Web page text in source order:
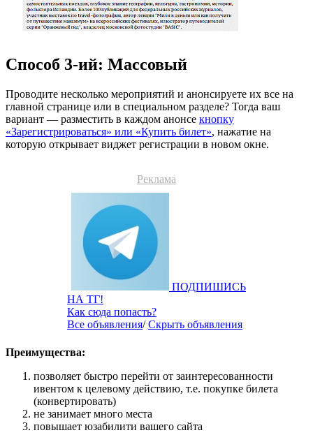
Способ 3-ий: Массовый
Проводите несколько мероприятий и анонсируете их все на
главной странице или в специальном разделе? Тогда ваш
вариант — разместить в каждом анонсе кнопку
«Зарегистрироваться» или «Купить билет», нажатие на
которую открывает виджет регистрации в новом окне.
Реклама
ПОДПИШИСЬ
НА ТГ!
Как сюда попасть?
Все объявления/Скрыть объявления
Преимущества:
позволяет быстро перейти от заинтересованности
ивентом к целевому действию, т.е. покупке билета
(конвертировать)
не занимает много места
повышает юзабилити вашего сайта